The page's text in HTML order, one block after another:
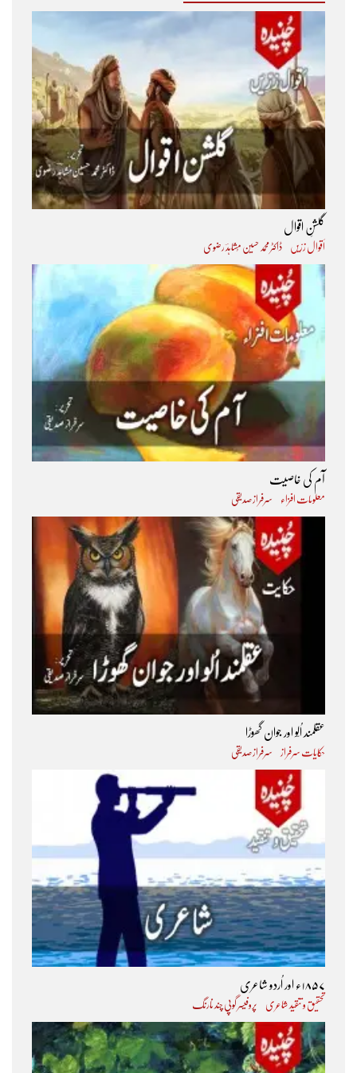
گلشنِ اقوال
اَقوال زرّیں ڈاکٹر محمد حسین مُشاہدؔ رضوی
آم کی خاصیت
معلومات افزاء سرفراز صدیقی
عقلمند اُلّو اور جوان گھوڑا
حکایات سرفراز سرفراز صدیقی
۱۸۵۷ء اور اُردو شاعری
تحقیق و تنقید شاعری پروفیسر گوپی چند نارنگ